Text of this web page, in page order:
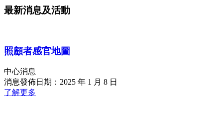
最新消息及活動
照顧者感官地圖
中心消息
消息發佈日期：2025 年 1 月 8 日
了解更多